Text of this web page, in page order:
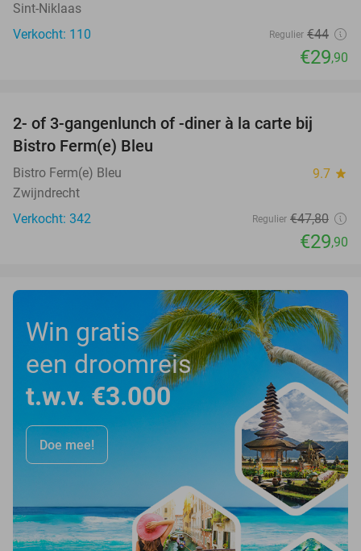
Sint-Niklaas
Verkocht: 110
Regulier €44
€29,90
37%
2- of 3-gangenlunch of -diner à la carte bij
Bistro Ferm(e) Bleu
Bistro Ferm(e) Bleu 9.7 star
Zwijndrecht
Verkocht: 342
Regulier €47,80
€29,90
Win gratis
een droomreis
t.w.v. €3.000
Doe mee!